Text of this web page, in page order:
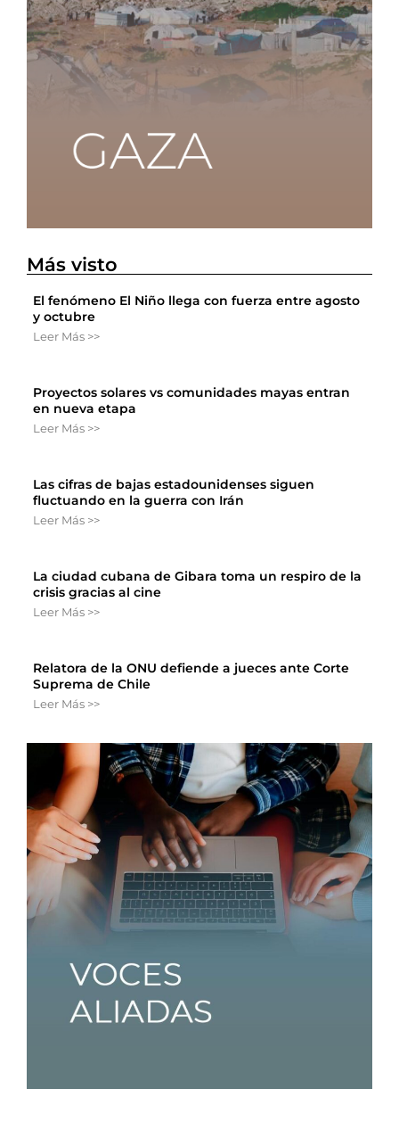
Más visto
El fenómeno El Niño llega con fuerza entre agosto
y octubre
Leer Más >>
Proyectos solares vs comunidades mayas entran
en nueva etapa
Leer Más >>
Las cifras de bajas estadounidenses siguen
fluctuando en la guerra con Irán
Leer Más >>
La ciudad cubana de Gibara toma un respiro de la
crisis gracias al cine
Leer Más >>
Relatora de la ONU defiende a jueces ante Corte
Suprema de Chile
Leer Más >>